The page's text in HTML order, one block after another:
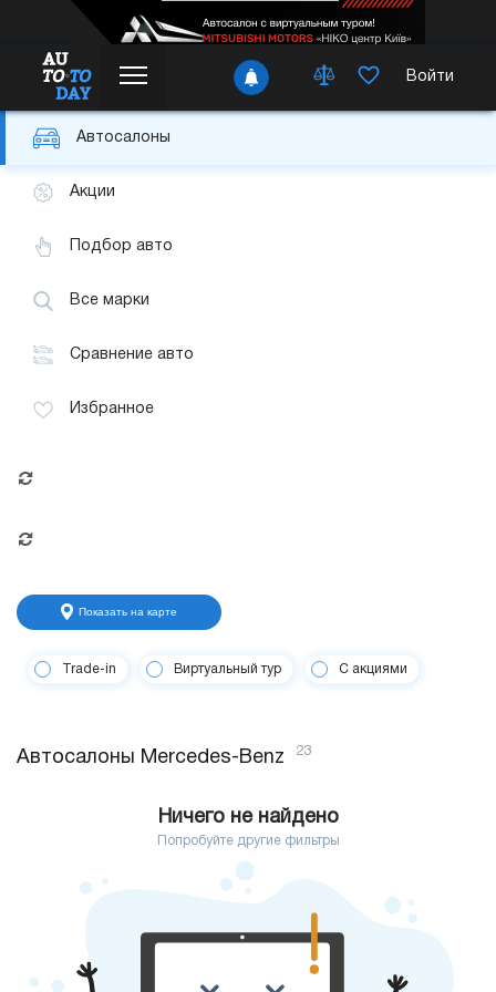
Войти
Автосалоны
Акции
Подбор авто
Все марки
Сравнение авто
Избранное
Показать на карте
Trade-in Виртуальный тур С акциями
Автосалоны Mercedes-Benz 23
Ничего не найдено
Попробуйте другие фильтры